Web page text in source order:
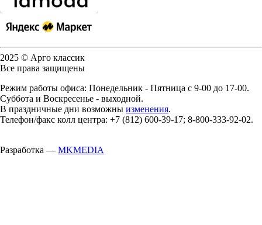
2025 © Арго классик
Все права защищены
Режим работы офиса: Понедельник - Пятница с 9-00 до 17-00.
Суббота и Воскресенье - выходной.
В праздничные дни возможны изменения.
Телефон/факс колл центра: +7 (812) 600-39-17; 8-800-333-92-02.
Разработка — MKMEDIA